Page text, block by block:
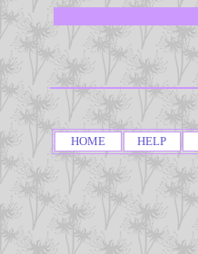
HOME HELP